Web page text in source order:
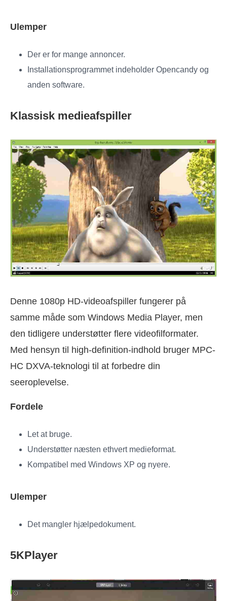
Ulemper
Der er for mange annoncer.
Installationsprogrammet indeholder Opencandy og
anden software.
Klassisk medieafspiller
Denne 1080p HD-videoafspiller fungerer på
samme måde som Windows Media Player, men
den tidligere understøtter flere videofilformater.
Med hensyn til high-definition-indhold bruger MPC-
HC DXVA-teknologi til at forbedre din
seeroplevelse.
Fordele
Let at bruge.
Understøtter næsten ethvert medieformat.
Kompatibel med Windows XP og nyere.
Ulemper
Det mangler hjælpedokument.
5KPlayer